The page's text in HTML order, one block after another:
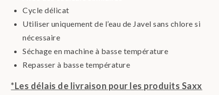
Cycle délicat
Utiliser uniquement de l’eau de Javel sans chlore si
nécessaire
Séchage en machine à basse température
Repasser à basse température
*Les délais de livraison pour les produits Saxx